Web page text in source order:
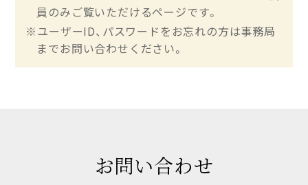
員のみご覧いただけるページです。
※ユーザーID、パスワードをお忘れの方は事務局
までお問い合わせください。
お問い合わせ